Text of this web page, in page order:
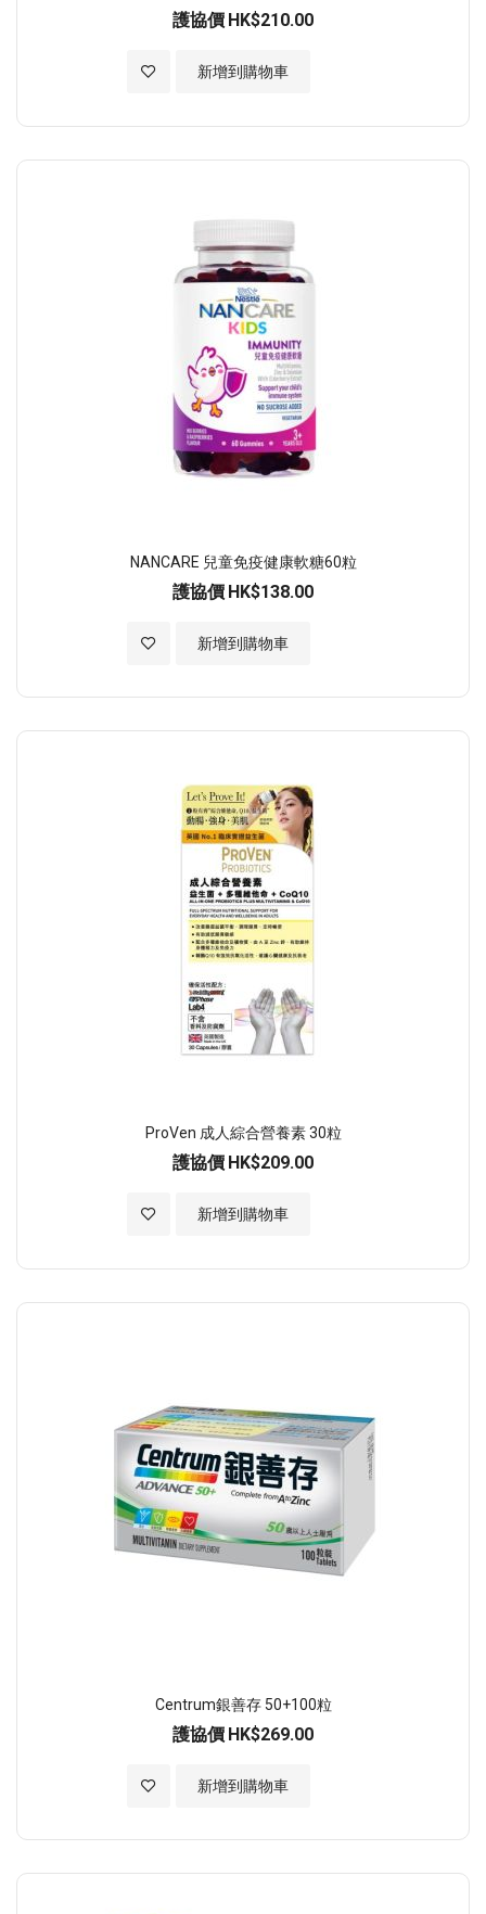
護協價 HK$210.00
新增到購物車
加入至願望清單
NANCARE 兒童免疫健康軟糖60粒
護協價 HK$138.00
新增到購物車
加入至願望清單
ProVen 成人綜合營養素 30粒
護協價 HK$209.00
新增到購物車
加入至願望清單
Centrum銀善存 50+100粒
護協價 HK$269.00
新增到購物車
加入至願望清單